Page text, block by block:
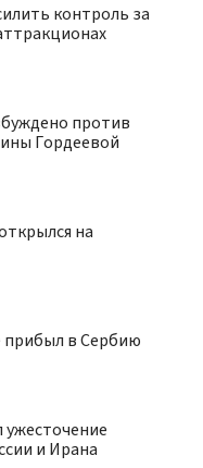
контроль за
против
Гордеевой
на
прибыл в Сербию
и Ирана